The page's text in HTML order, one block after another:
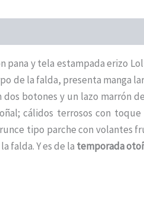
pana y tela estampada erizo
de la falda, presenta manga
dos botones y un lazo marrón
cálidos terrosos con
tipo parche con volantes
falda. Y es de la temporada